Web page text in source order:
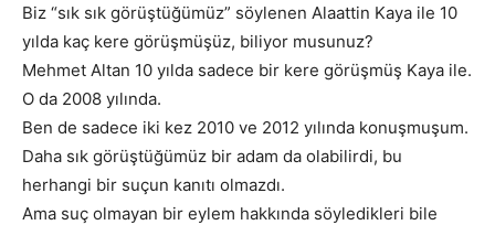
Biz “sık sık görüştüğümüz” söylenen Alaattin Kaya ile 10
yılda kaç kere görüşmüşüz, biliyor musunuz?
Mehmet Altan 10 yılda sadece bir kere görüşmüş Kaya ile.
O da 2008 yılında.
Ben de sadece iki kez 2010 ve 2012 yılında konuşmuşum.
Daha sık görüştüğümüz bir adam da olabilirdi, bu
herhangi bir suçun kanıtı olmazdı.
Ama suç olmayan bir eylem hakkında söyledikleri bile